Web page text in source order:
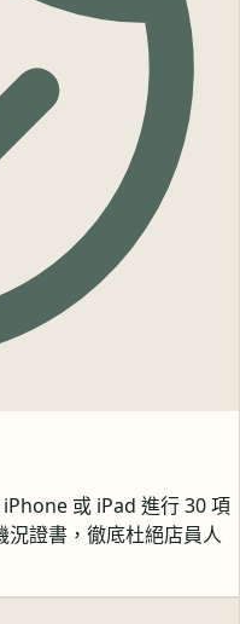
或 iPad 進行 30 項
況證書，徹底杜絕店員人